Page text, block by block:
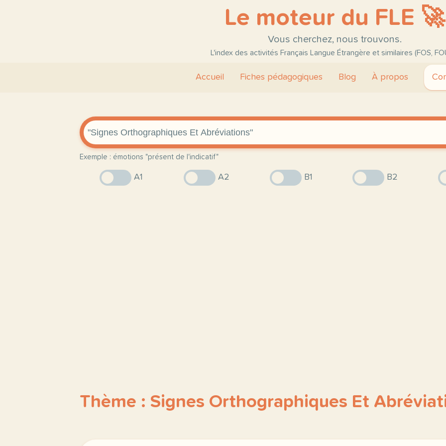
Le moteur du FLE 🚀
Vous cherchez, nous trouvons.
L'index des activités Français Langue Étrangère et similaires (FOS,
Accueil Fiches pédagogiques Blog À propos
Exemple : émotions "présent de l'indicatif"
A1 A2 B1 B2
Thème : Signes Orthographiques Et